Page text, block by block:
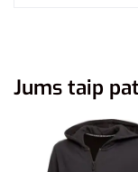
Jums taip